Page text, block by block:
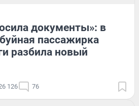
документы»: в
пассажирка
разбила новый
126 76